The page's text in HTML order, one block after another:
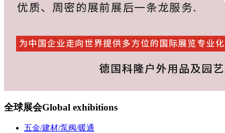
全球展会Global exhibitions
五金/建材/泵阀/暖通